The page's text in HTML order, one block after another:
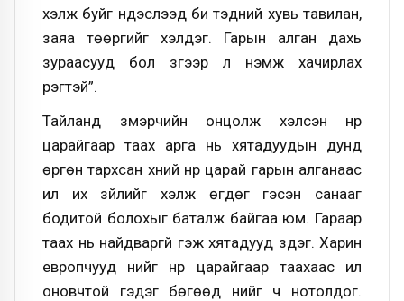
хэлж буйг үндэслээд би тэдний хувь тавилан,
заяа төөргийг хэлдэг. Гарын алган дахь
зураасууд бол зүгээр л нэмж хачирлах
үүрэгтэй”.
Тайланд үзмэрчийн онцолж хэлсэн нүүр
царайгаар таах арга нь хятадуудын дунд
өргөн тархсан хүний нүүр царай гарын алганаас
илүү их зүйлийг хэлж өгдөг гэсэн санааг
бодитой болохыг баталж байгаа юм. Гараар
таах нь найдваргүй гэж хятадууд үздэг. Харин
европчууд үүнийг нүүр царайгаар таахаас илүү
оновчтой гэдэг бөгөөд үүнийг ч нотолдог.